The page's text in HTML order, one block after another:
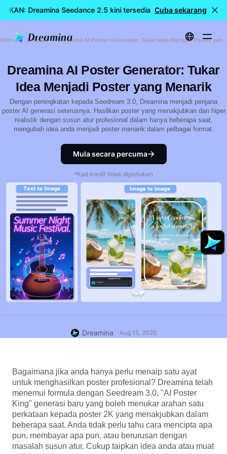
Dreamina Seedance 2.5 kini tersedia 🎉 Model baharu
Cuba sekarang
Utama Sumber Dreamina AI Poster Generator: Tukar Idea Menjadi Poster yang Menarik
Dreamina AI Poster Generator: Tukar
Idea Menjadi Poster yang Menarik
Dengan peningkatan kepada Seedream 3.0, Dreamina menjadi penjana
poster AI generasi seterusnya. Hasilkan poster yang menakjubkan dan hiper
realistik dengan susun atur profesional dalam hanya beberapa saat,
mengubah idea anda menjadi poster menarik dalam pelbagai format.
Mula secara percuma
*Kad kredit tidak diperlukan
Dreamina Aug 15, 2025
Bagaimana jika anda hanya perlu menaip satu ayat
untuk menghasilkan poster profesional? Dreamina telah
menemui formula dengan Seedream 3.0, "AI Poster
King" generasi baru yang boleh menukar arahan satu
perkataan kepada poster 2K yang menakjubkan dalam
beberapa saat. Anda tidak perlu tahu cara mencipta apa
pun, membayar apa pun, atau berurusan dengan
masalah susun atur. Cukup taipkan idea anda atau muat